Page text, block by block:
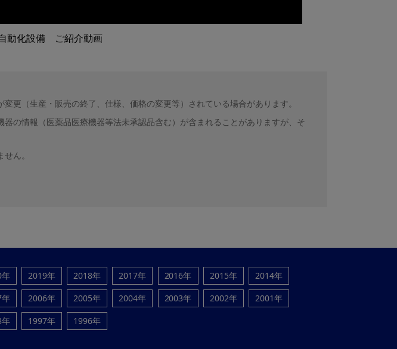
動化設備 ご紹介動画
更（生産・販売の終了、仕様、価格の変更等）されている場合があります。
の情報（医薬品医療機器等法未承認品含む）が含まれることがありますが、そ
ん。
2019年 2018年 2017年 2016年 2015年
2014年
2006年 2005年 2004年 2003年 2002年
2001年
1997年 1996年